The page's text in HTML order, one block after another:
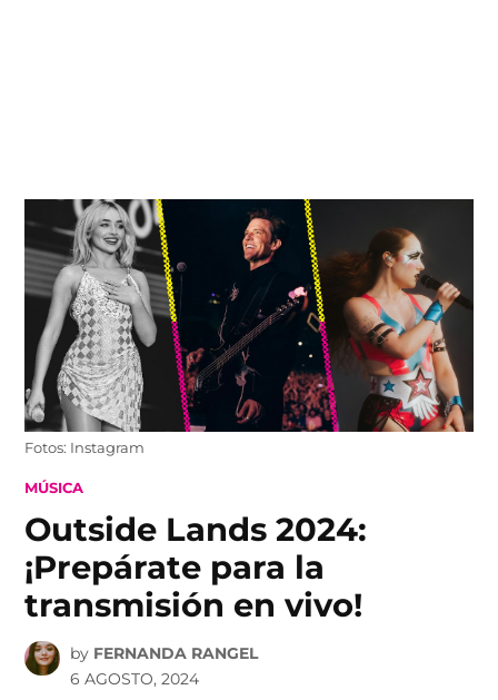
content
Fotos: Instagram
POSTED
MÚSICA
Outside Lands 2024:
¡Prepárate para la
transmisión en vivo!
by FERNANDA RANGEL
6 AGOSTO, 2024